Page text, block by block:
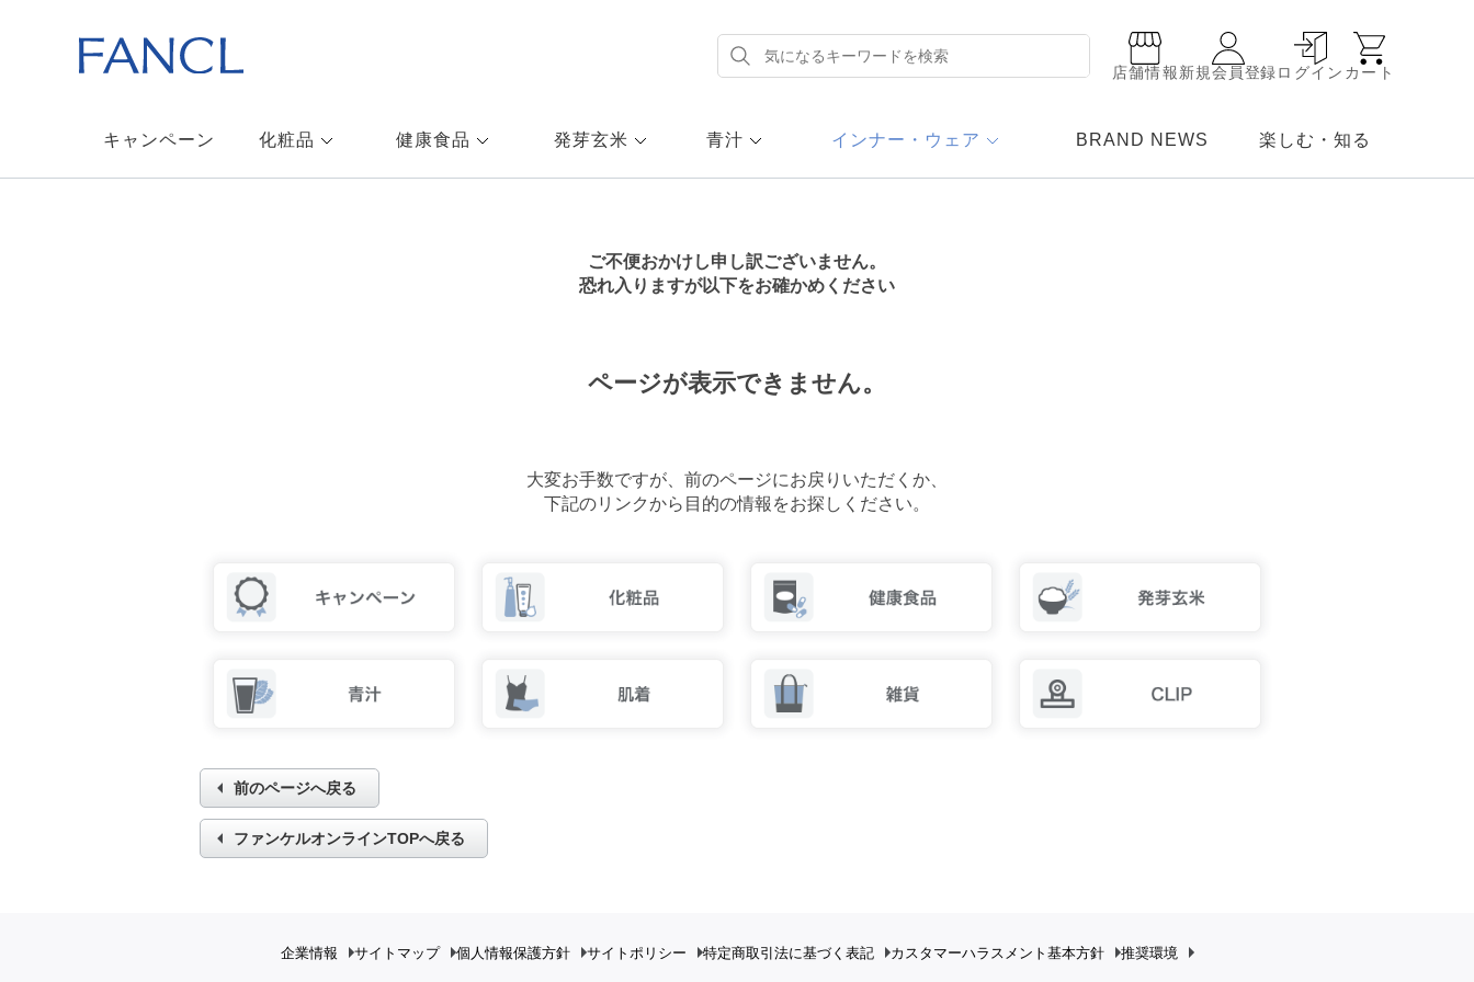
店舗情報新規会員登録ログイン カート
キャンペーン 化粧品 健康食品 発芽玄米 青汁 インナー・ウェア BRAND NEWS 楽しむ・知る
ご不便おかけし申し訳ございません。
恐れ入りますが以下をお確かめください
ページが表示できません。
大変お手数ですが、前のページにお戻りいただくか、
下記のリンクから目的の情報をお探しください。
前のページへ戻る
ファンケルオンラインTOPへ戻る
企業情報 サイトマップ 個人情報保護方針 サイトポリシー 特定商取引法に基づく表記 カスタマーハラスメント 基本方針 推奨環境